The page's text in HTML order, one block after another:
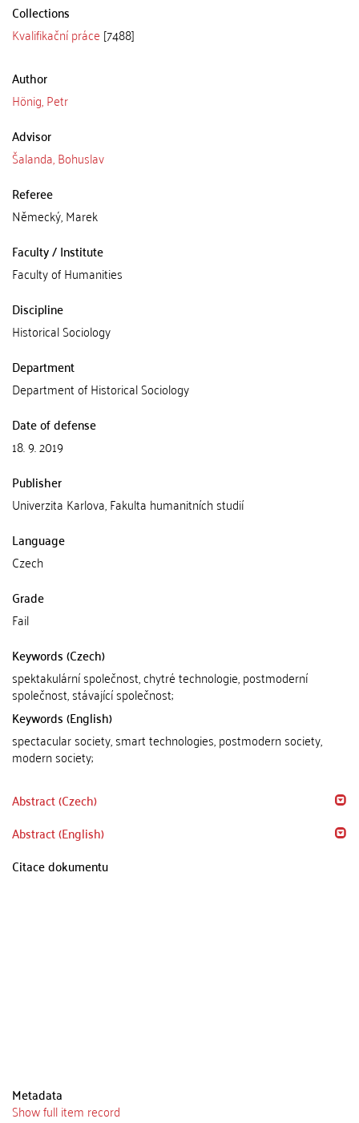
Collections
Kvalifikační práce [7488]
Author
Hönig, Petr
Advisor
Šalanda, Bohuslav
Referee
Německý, Marek
Faculty / Institute
Faculty of Humanities
Discipline
Historical Sociology
Department
Department of Historical Sociology
Date of defense
18. 9. 2019
Publisher
Univerzita Karlova, Fakulta humanitních studií
Language
Czech
Grade
Fail
Keywords (Czech)
spektakulární společnost, chytré technologie, postmoderní
společnost, stávající společnost;
Keywords (English)
spectacular society, smart technologies, postmodern society,
modern society;
Abstract (Czech)
Abstract (English)
Citace dokumentu
Metadata
Show full item record